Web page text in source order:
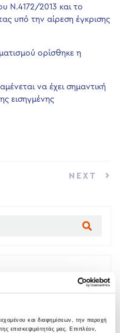
και διαφημίσεων, την παροχή
επισκεψιμότητάς μας. Επιπλέον,
Ν.4172/2013 και το
υπό την αίρεση έγκρισης
ορίσθηκε η
να έχει σημαντική
εισηγμένης
NEXT
με Λάρισα